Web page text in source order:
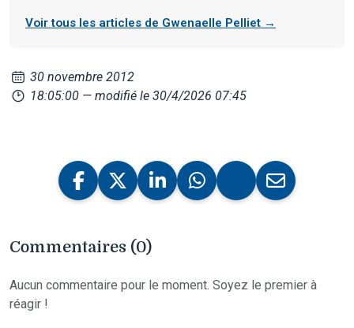
Voir tous les articles de Gwenaelle Pelliet →
30 novembre 2012
18:05:00 — modifié le 30/4/2026 07:45
Commentaires (0)
Aucun commentaire pour le moment. Soyez le premier à
réagir !